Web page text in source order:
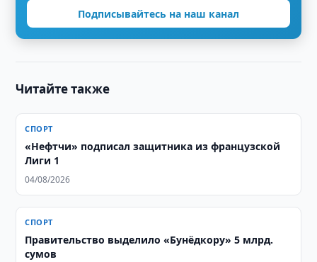
Подписывайтесь на наш канал
Читайте также
СПОРТ
«Нефтчи» подписал защитника из французской
Лиги 1
04/08/2026
СПОРТ
Правительство выделило «Бунёдкору» 5 млрд.
сумов